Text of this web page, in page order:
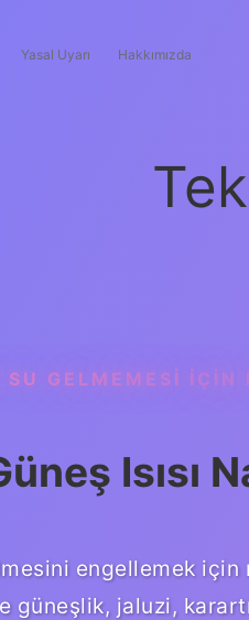
Yasal Uyarı Hakkımızda
SU GELMEMESI IÇIN
Isısı
engellemek için
güneşlik, jaluzi,